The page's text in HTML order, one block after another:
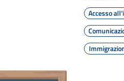
Accesso